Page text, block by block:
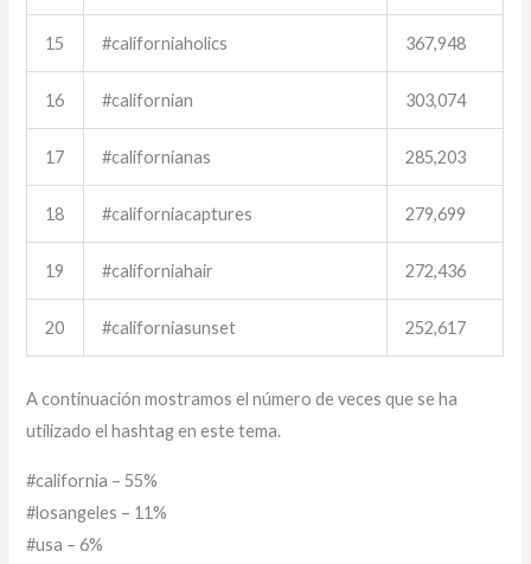
15 #californiaholics 367,948
16 #californian 303,074
17 #californianas 285,203
18 #californiacaptures 279,699
19 #californiahair 272,436
20 #californiasunset 252,617
A continuación mostramos el número de veces que se ha
utilizado el hashtag en este tema.
#california – 55%
#losangeles – 11%
#usa – 6%